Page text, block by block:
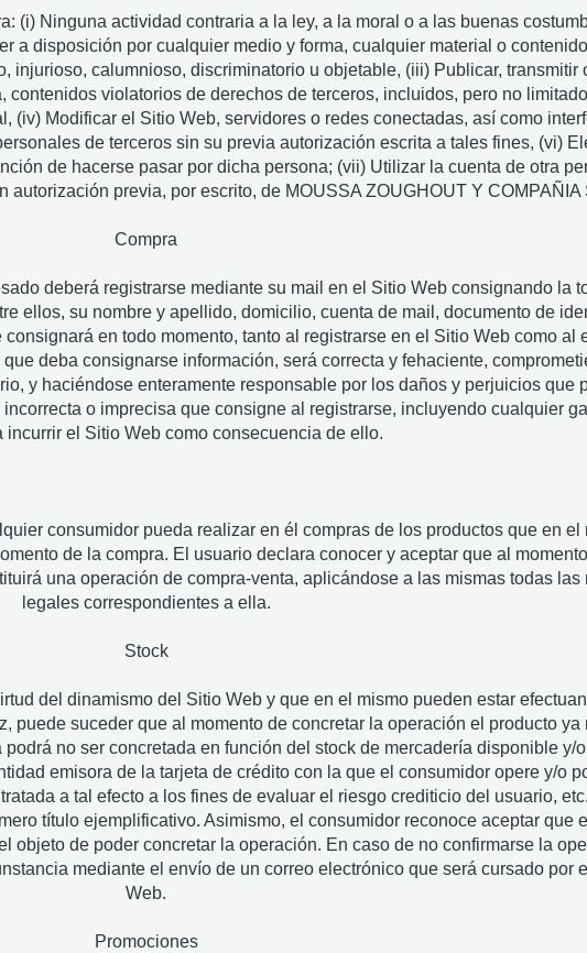
(i) Ninguna actividad contraria a la ley, a la moral o a las buenas
a disposición por cualquier medio y forma, cualquier material o
injurioso, calumnioso, discriminatorio u objetable, (iii) Publicar, transmitir
violatorios de derechos de terceros, incluidos, pero no
(iv) Modificar el Sitio Web, servidores o redes conectadas, así como
de terceros sin su previa autorización escrita a tales fines, (vi)
de hacerse pasar por dicha persona; (vii) Utilizar la cuenta de otra
autorización previa, por escrito, de MOUSSA ZOUGHOUT Y COMPAÑIA
Compra
deberá registrarse mediante su mail en el Sitio Web consignando la
ellos, su nombre y apellido, domicilio, cuenta de mail, documento de
en todo momento, tanto al registrarse en el Sitio Web como al
deba consignarse información, será correcta y fehaciente,
y haciéndose enteramente responsable por los daños y perjuicios que
o imprecisa que consigne al registrarse, incluyendo cualquier
incurrir el Sitio Web como consecuencia de ello.
consumidor pueda realizar en él compras de los productos que en el
de la compra. El usuario declara conocer y aceptar que al
una operación de compra-venta, aplicándose a las mismas todas las
legales correspondientes a ella.
Stock
del dinamismo del Sitio Web y que en el mismo pueden estar
puede suceder que al momento de concretar la operación el producto ya
no ser concretada en función del stock de mercadería disponible y/
emisora de la tarjeta de crédito con la que el consumidor opere y/o
a tal efecto a los fines de evaluar el riesgo crediticio del usuario,
título ejemplificativo. Asimismo, el consumidor reconoce aceptar que
objeto de poder concretar la operación. En caso de no confirmarse la
mediante el envío de un correo electrónico que será cursado por
Web.
Promociones